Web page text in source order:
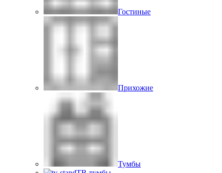
Гостиные
Прихожие
Тумбы